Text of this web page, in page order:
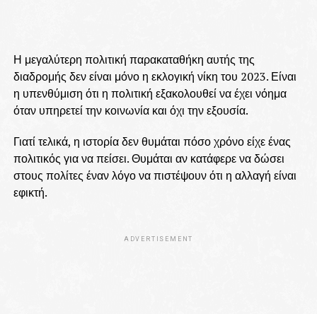
Η μεγαλύτερη πολιτική παρακαταθήκη αυτής της
διαδρομής δεν είναι μόνο η εκλογική νίκη του 2023. Είναι
η υπενθύμιση ότι η πολιτική εξακολουθεί να έχει νόημα
όταν υπηρετεί την κοινωνία και όχι την εξουσία.
Γιατί τελικά, η ιστορία δεν θυμάται πόσο χρόνο είχε ένας
πολιτικός για να πείσει. Θυμάται αν κατάφερε να δώσει
στους πολίτες έναν λόγο να πιστέψουν ότι η αλλαγή είναι
εφικτή.
ADVERTISEMENT